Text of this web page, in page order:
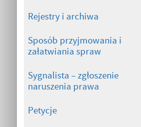
Rejestry i archiwa
Sposób przyjmowania i
załatwiania spraw
Sygnalista – zgłoszenie
naruszenia prawa
Petycje